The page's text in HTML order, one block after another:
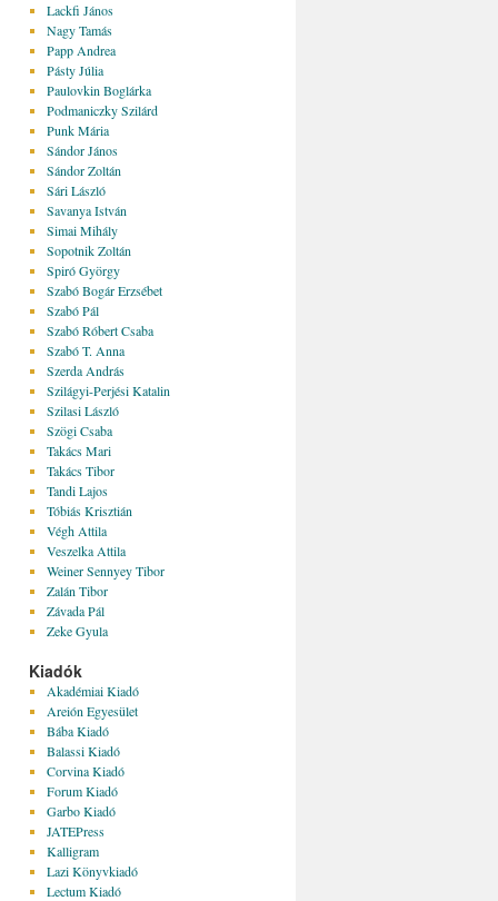
Lackfi János
Nagy Tamás
Papp Andrea
Pásty Júlia
Paulovkin Boglárka
Podmaniczky Szilárd
Punk Mária
Sándor János
Sándor Zoltán
Sári László
Savanya István
Simai Mihály
Sopotnik Zoltán
Spiró György
Szabó Bogár Erzsébet
Szabó Pál
Szabó Róbert Csaba
Szabó T. Anna
Szerda András
Szilágyi-Perjési Katalin
Szilasi László
Szögi Csaba
Takács Mari
Takács Tibor
Tandi Lajos
Tóbiás Krisztián
Végh Attila
Veszelka Attila
Weiner Sennyey Tibor
Zalán Tibor
Závada Pál
Zeke Gyula
Kiadók
Akadémiai Kiadó
Areión Egyesület
Bába Kiadó
Balassi Kiadó
Corvina Kiadó
Forum Kiadó
Garbo Kiadó
JATEPress
Kalligram
Lazi Könyvkiadó
Lectum Kiadó